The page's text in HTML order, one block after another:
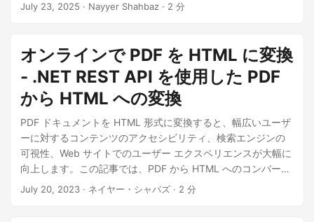
July 23, 2025 · Nayyer Shahbaz · 2 分
オンラインで PDF を HTML に変換
- .NET REST API を使用した PDF
から HTML への変換
PDF ドキュメントを HTML 形式に変換すると、幅広いユーザ
ーに対するコンテンツのアクセシビリティ、検索エンジンの
可視性、Web サイトでのユーザー エクスペリエンスが大幅に
向上します。この記事では、PDF から HTML へのコンバータ
ーをオンラインで効率的に開発し、.NET REST API を使用し
July 20, 2023 · ネイヤー・シャバズ · 2 分